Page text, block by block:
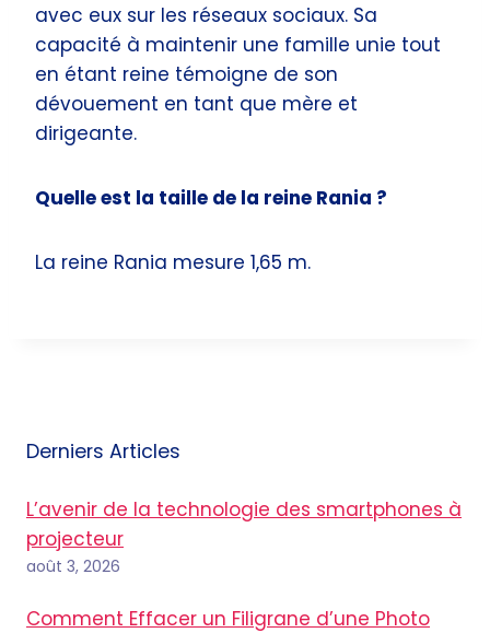
avec eux sur les réseaux sociaux. Sa
capacité à maintenir une famille unie tout
en étant reine témoigne de son
dévouement en tant que mère et
dirigeante.
Quelle est la taille de la reine Rania ?
La reine Rania mesure 1,65 m.
Derniers Articles
L’avenir de la technologie des smartphones à
projecteur
août 3, 2026
Comment Effacer un Filigrane d’une Photo